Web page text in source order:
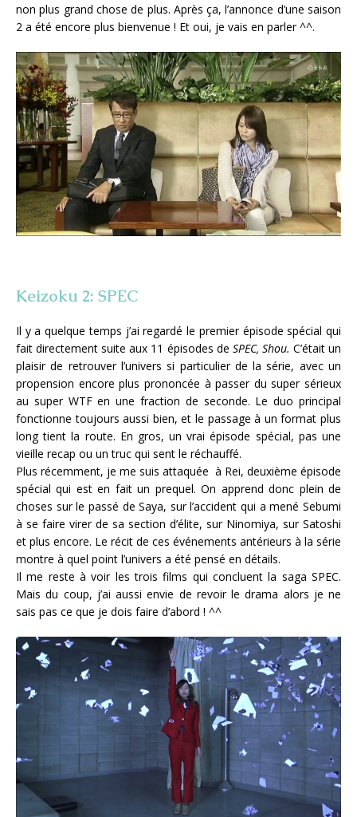
non plus grand chose de plus. Après ça, l’annonce d’une saison
2 a été encore plus bienvenue ! Et oui, je vais en parler ^^.
Keizoku 2: SPEC
Il y a quelque temps j’ai regardé le premier épisode spécial qui
fait directement suite aux 11 épisodes de SPEC, Shou. C’était un
plaisir de retrouver l’univers si particulier de la série, avec un
propension encore plus prononcée à passer du super sérieux
au super WTF en une fraction de seconde. Le duo principal
fonctionne toujours aussi bien, et le passage à un format plus
long tient la route. En gros, un vrai épisode spécial, pas une
vieille recap ou un truc qui sent le réchauffé.
Plus récemment, je me suis attaquée à Rei, deuxième épisode
spécial qui est en fait un prequel. On apprend donc plein de
choses sur le passé de Saya, sur l’accident qui a mené Sebumi
à se faire virer de sa section d’élite, sur Ninomiya, sur Satoshi
et plus encore. Le récit de ces événements antérieurs à la série
montre à quel point l’univers a été pensé en détails.
Il me reste à voir les trois films qui concluent la saga SPEC.
Mais du coup, j’ai aussi envie de revoir le drama alors je ne
sais pas ce que je dois faire d’abord ! ^^